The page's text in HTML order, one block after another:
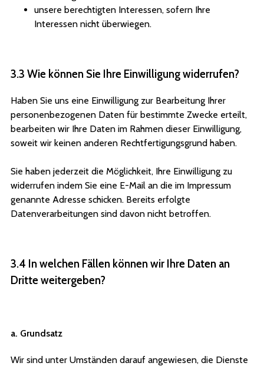
unsere berechtigten Interessen, sofern Ihre
Interessen nicht überwiegen.
3.3 Wie können Sie Ihre Einwilligung widerrufen?
Haben Sie uns eine Einwilligung zur Bearbeitung Ihrer
personenbezogenen Daten für bestimmte Zwecke erteilt,
bearbeiten wir Ihre Daten im Rahmen dieser Einwilligung,
soweit wir keinen anderen Rechtfertigungsgrund haben.
Sie haben jederzeit die Möglichkeit, Ihre Einwilligung zu
widerrufen indem Sie eine E-Mail an die im Impressum
genannte Adresse schicken. Bereits erfolgte
Datenverarbeitungen sind davon nicht betroffen.
3.4 In welchen Fällen können wir Ihre Daten an
Dritte weitergeben?
a. Grundsatz
Wir sind unter Umständen darauf angewiesen, die Dienste